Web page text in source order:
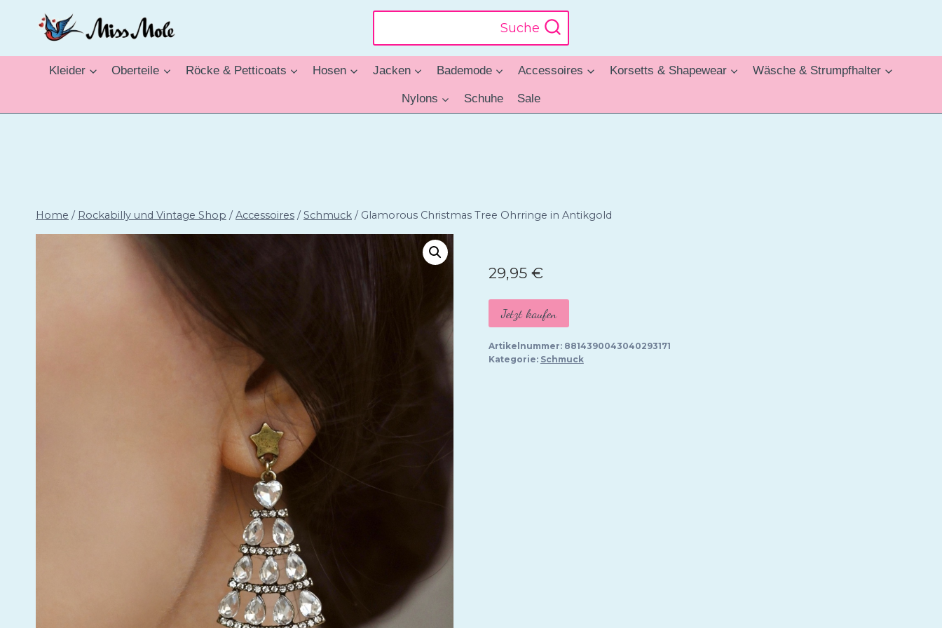
Suche
Kleider Oberteile Röcke & Petticoats Hosen Jacken Bademode Accessoires Korsetts & Shapewear Wäsche & Strumpfhalter
Nylons Schuhe Sale
Home / Rockabilly und Vintage Shop / Accessoires / Schmuck / Glamorous Christmas Tree Ohrringe in Antikgold
29,95 €
Jetzt kaufen
Artikelnummer: 8814390043040293171
Kategorie: Schmuck